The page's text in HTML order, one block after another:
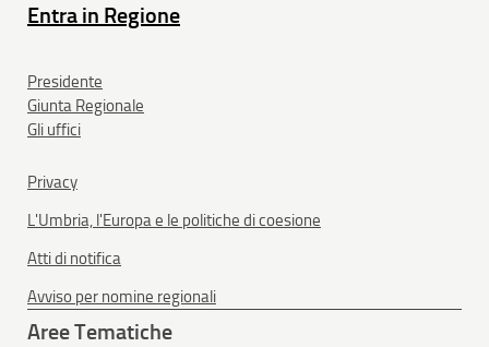
Entra in Regione
Presidente
Giunta Regionale
Gli uffici
Privacy
L'Umbria, l'Europa e le politiche di coesione
Atti di notifica
Avviso per nomine regionali
Aree Tematiche